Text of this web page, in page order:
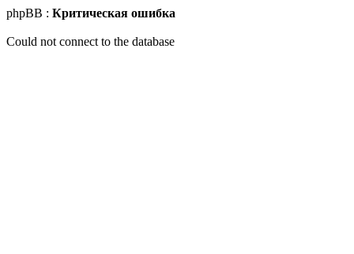
phpBB : Критическая ошибка
Could not connect to the database